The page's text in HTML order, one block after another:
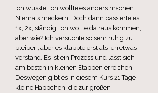
Ich wusste, ich wollte es anders machen.
Niemals meckern. Doch dann passierte es
1x, 2x, ständig! Ich wollte da raus kommen,
aber wie? Ich versuchte so sehr ruhig zu
bleiben, aber es klappte erst als ich etwas
verstand. Es ist ein Prozess und lässt sich
am besten in kleinen Etappen erreichen.
Deswegen gibt es in diesem Kurs 21 Tage
kleine Häppchen, die zur großen